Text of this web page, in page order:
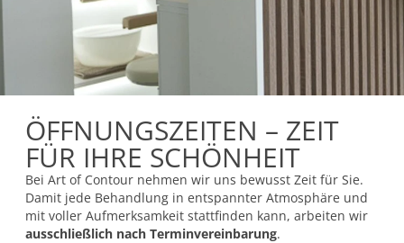
ÖFFNUNGSZEITEN – ZEIT
FÜR IHRE SCHÖNHEIT
Bei Art of Contour nehmen wir uns bewusst Zeit für Sie.
Damit jede Behandlung in entspannter Atmosphäre und
mit voller Aufmerksamkeit stattfinden kann, arbeiten wir
ausschließlich nach Terminvereinbarung.